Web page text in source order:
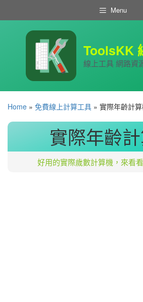
Menu
ToolsKK
線上工具 網路資
Home » 免費線上計算工具 » 實際年齡計
實際年齡
好用的實際歲數計算機，來看